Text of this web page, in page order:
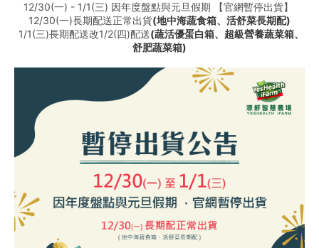
12/30(一) - 1/1(三) 因年度盤點與元旦假期 【官網暫停出貨】
12/30(一)長期配送正常出貨(地中海蔬食箱、活舒菜長期配)
1/1(三)長期配送改1/2(四)配送(蔬活優蛋白箱、超級營養蔬菜箱、
舒肥蔬菜箱)